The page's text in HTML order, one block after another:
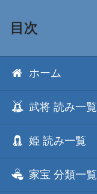
目次
ホーム
武将 読み一覧
姫 読み一覧
家宝 分類一覧